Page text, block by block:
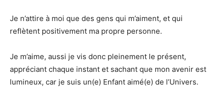
Je n’attire à moi que des gens qui m’aiment, et qui
reflètent positivement ma propre personne.
Je m’aime, aussi je vis donc pleinement le présent,
appréciant chaque instant et sachant que mon avenir est
lumineux, car je suis un(e) Enfant aimé(e) de l’Univers.